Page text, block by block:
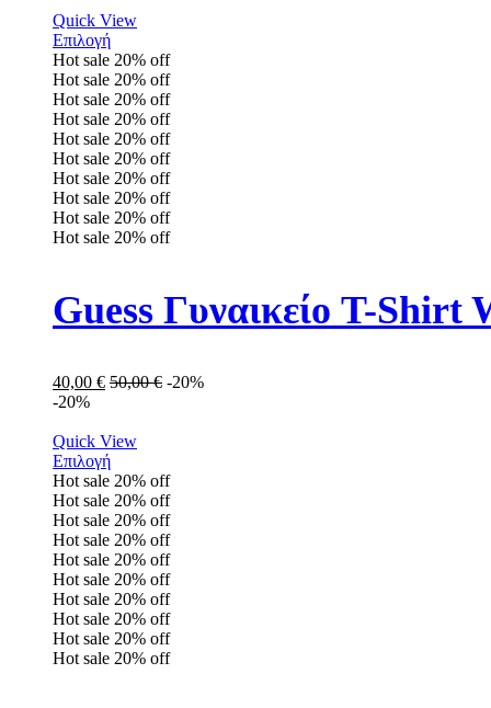
Quick View
Επιλογή
Hot sale 20% off
Hot sale 20% off
Hot sale 20% off
Hot sale 20% off
Hot sale 20% off
Hot sale 20% off
Hot sale 20% off
Hot sale 20% off
Hot sale 20% off
Hot sale 20% off
Guess Γυναικείο T-
40,00 € 50,00€ -20%
-20%
Quick View
Επιλογή
Hot sale 20% off
Hot sale 20% off
Hot sale 20% off
Hot sale 20% off
Hot sale 20% off
Hot sale 20% off
Hot sale 20% off
Hot sale 20% off
Hot sale 20% off
Hot sale 20% off